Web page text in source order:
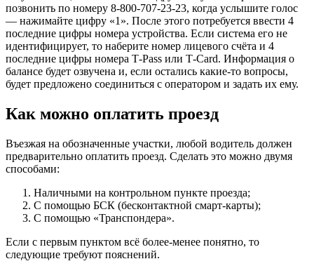
позвонить по номеру 8-800-707-23-23, когда услышите голос
— нажимайте цифру «1». После этого потребуется ввести 4
последние цифры номера устройства. Если система его не
идентифицирует, то наберите номер лицевого счёта и 4
последние цифры номера Т-Pass или Т-Card. Информация о
балансе будет озвучена и, если остались какие-то вопросы,
будет предложено соединиться с оператором и задать их ему.
Как можно оплатить проезд
Въезжая на обозначенные участки, любой водитель должен
предварительно оплатить проезд. Сделать это можно двумя
способами:
Наличными на контрольном пункте проезда;
С помощью БСК (бесконтактной смарт-карты);
С помощью «Транспондера».
Если с первым пунктом всё более-менее понятно, то
следующие требуют пояснений.